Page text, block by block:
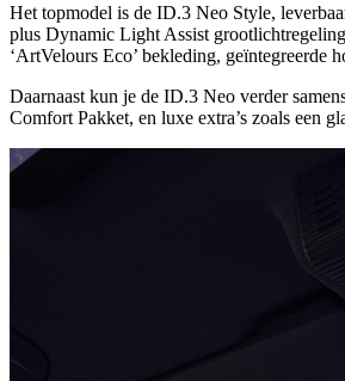
Het topmodel is de ID.3 Neo Style,
plus Dynamic Light Assist
‘ArtVelours Eco’ bekleding, geïntegreerde
Daarnaast kun je de ID.3 Neo verder
Comfort Pakket, en luxe extra’s zoals een